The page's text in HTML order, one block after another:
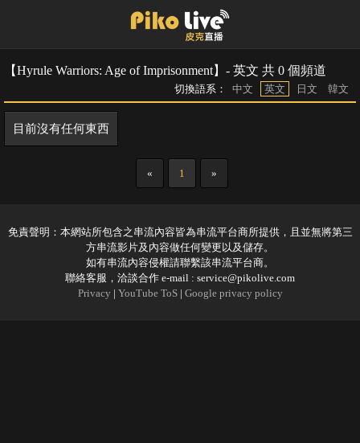
【Hyrule Warriors: Age of Imprisonment】- 英文 共 0 個頻道
切換語系： 中文 英文 日文 韓文
目前沒有任何東西
« 1 »
免責聲明：本網站所包含之串流內容皆為串流平台商所提供，且並無將第三
方串流影片及內容做任何變更以及儲存。
如有串流內容侵權請聯繫該串流平台商。
聯絡客服，洽談合作 e-mail : service@pikolive.com
Privacy | YouTube ToS| Google privacy policy